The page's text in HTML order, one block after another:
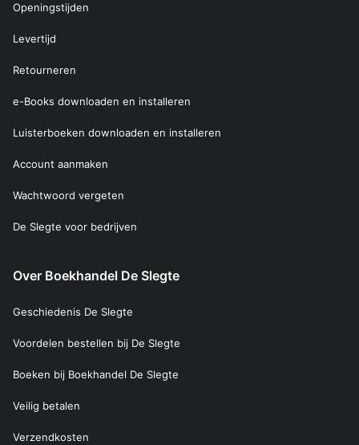
Openingstijden
Levertijd
Retourneren
e-Books downloaden en installeren
Luisterboeken downloaden en installeren
Account aanmaken
Wachtwoord vergeten
De Slegte voor bedrijven
Over Boekhandel De Slegte
Geschiedenis De Slegte
Voordelen bestellen bij De Slegte
Boeken bij Boekhandel De Slegte
Veilig betalen
Verzendkosten